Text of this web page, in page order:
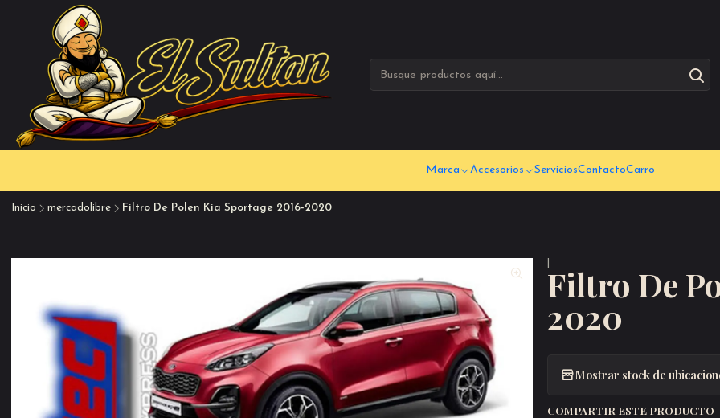
Marca Accesorios ServiciosContactoCarro
Inicio mercadolibre Filtro De Polen Kia Sportage 2016-2020
Filtro De
2020
Mostrar stock de
COMPARTIR ESTE PRODUCTO